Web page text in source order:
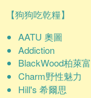
【狗狗吃乾糧】
AATU 奧圖
Addiction
BlackWood柏萊富
Charm野性魅力
Hill's 希爾思